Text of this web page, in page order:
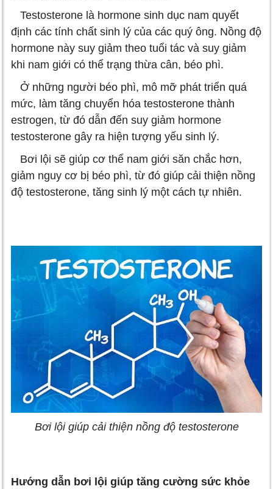
Testosterone là hormone sinh dục nam quyết
định các tính chất sinh lý của các quý ông. Nồng độ
hormone này suy giảm theo tuổi tác và suy giảm
khi nam giới có thể trạng thừa cân, béo phì.
Ở những người béo phì, mô mỡ phát triển quá
mức, làm tăng chuyển hóa testosterone thành
estrogen, từ đó dẫn đến suy giảm hormone
testosterone gây ra hiện tượng yếu sinh lý.
Bơi lội sẽ giúp cơ thể nam giới săn chắc hơn,
giảm nguy cơ bị béo phì, từ đó giúp cải thiện nồng
độ testosterone, tăng sinh lý một cách tự nhiên.
Bơi lội giúp cải thiện nồng độ testosterone
Hướng dẫn bơi lội giúp tăng cường sức khỏe